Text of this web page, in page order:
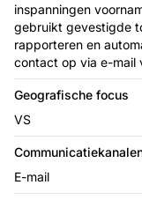
inspanningen
gebruikt gevestigde
rapporteren en
contact op via e-mail
Geografische focus
VS
E-mail